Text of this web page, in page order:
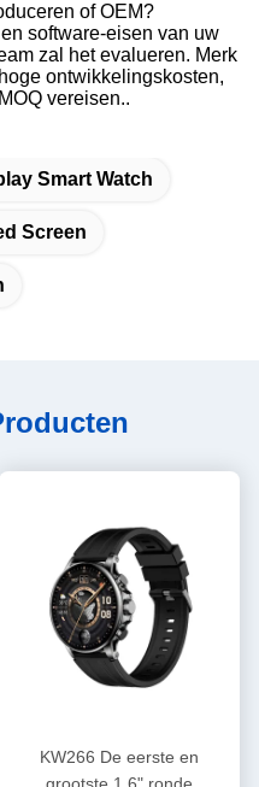
of OEM?
software-eisen van uw
zal het evalueren. Merk
ontwikkelingskosten,
vereisen..
Smart Watch
Screen
KW266 De eerste en